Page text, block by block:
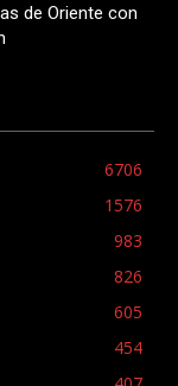
de Oriente con
6706
1576
983
826
605
454